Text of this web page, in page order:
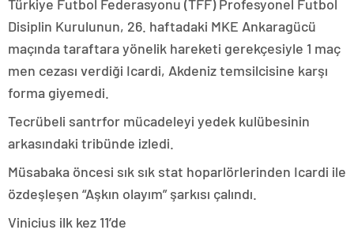
Türkiye Futbol Federasyonu (TFF) Profesyonel Futbol
Disiplin Kurulunun, 26. haftadaki MKE Ankaragücü
maçında taraftara yönelik hareketi gerekçesiyle 1 maç
men cezası verdiği Icardi, Akdeniz temsilcisine karşı
forma giyemedi.
Tecrübeli santrfor mücadeleyi yedek kulübesinin
arkasındaki tribünde izledi.
Müsabaka öncesi sık sık stat hoparlörlerinden Icardi ile
özdeşleşen “Aşkın olayım” şarkısı çalındı.
Vinicius ilk kez 11’de